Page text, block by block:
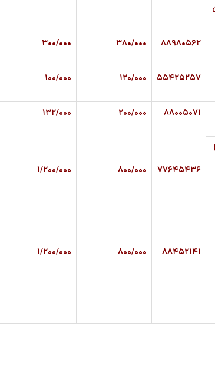
۸۸۹۸۰۵۶۲ ۳۸۰/۰۰۰ ۳۰۰/۰۰۰
۵۵۴۲۵۲۵۷ ۱۲۰/۰۰۰ ۱۰۰/۰۰۰
۸۸۰۰۵۰۷۱ ۲۰۰/۰۰۰ ۱۳۲/۰۰۰
۷۷۶۴۵۴۳۶ ۸۰۰/۰۰۰ ۱/۲۰۰/۰۰۰
۸۸۴۵۲۱۴۱ ۸۰۰/۰۰۰ ۱/۲۰۰/۰۰۰